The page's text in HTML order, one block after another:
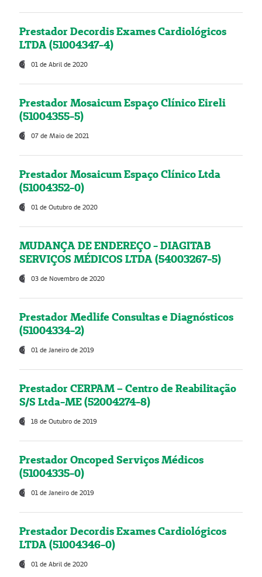
Prestador Decordis Exames Cardiológicos
LTDA (51004347-4)
01 de Abril de 2020
Prestador Mosaicum Espaço Clínico Eireli
(51004355-5)
07 de Maio de 2021
Prestador Mosaicum Espaço Clínico Ltda
(51004352-0)
01 de Outubro de 2020
MUDANÇA DE ENDEREÇO - DIAGITAB
SERVIÇOS MÉDICOS LTDA (54003267-5)
03 de Novembro de 2020
Prestador Medlife Consultas e Diagnósticos
(51004334-2)
01 de Janeiro de 2019
Prestador CERPAM – Centro de Reabilitação
S/S Ltda-ME (52004274-8)
18 de Outubro de 2019
Prestador Oncoped Serviços Médicos
(51004335-0)
01 de Janeiro de 2019
Prestador Decordis Exames Cardiológicos
LTDA (51004346-0)
01 de Abril de 2020